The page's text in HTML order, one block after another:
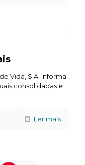
Vida, S.A. informa
consolidadas e
Ler mais